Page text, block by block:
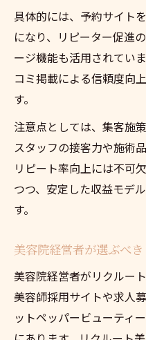
具体的には、予約サイト
になり、リピーター促進
ージ機能も活用されてい
コミ掲載による信頼度向
す。
注意点としては、集客施
スタッフの接客力や施術
リピート率向上には不可
つつ、安定した収益モデ
す。
美容院経営者が選ぶべ
美容院経営者がリクルー
美容師採用サイトや求人
ットペッパービューティ